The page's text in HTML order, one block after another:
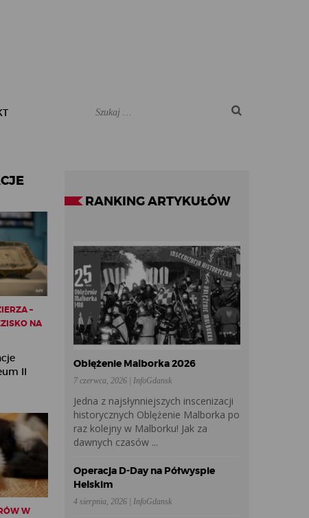
–
NA
II
W
RANKING ARTYKUŁÓW
Oblężenie Malborka 2026
7 czerwca, 2026 | InfoGdansk
Jedna z najsłynniejszych inscenizacji
historycznych Oblężenie Malborka po
raz kolejny w Malborku! Jak za
dawnych czasów ...
Operacja D-Day na Półwyspie
Helskim
4 sierpnia, 2026 | InfoGdansk